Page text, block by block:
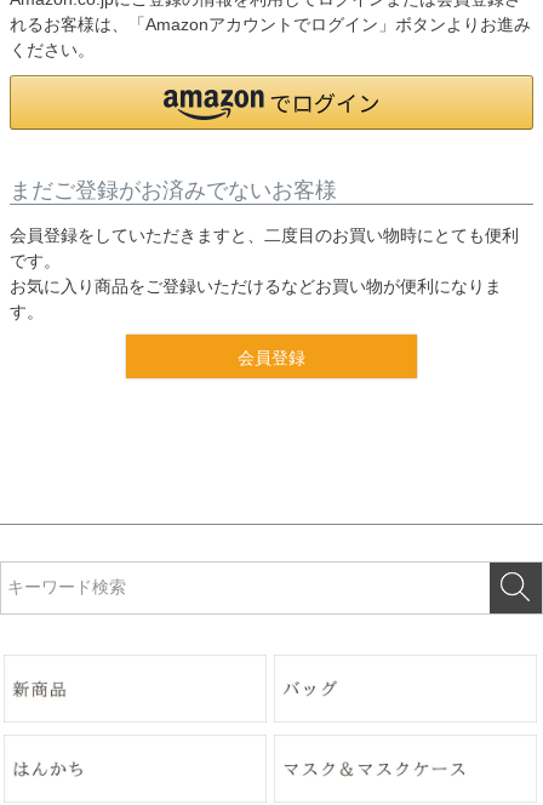
れるお客様は、「Amazonアカウントでログイン」ボタンよりお進み
ください。
まだご登録がお済みでないお客様
会員登録をしていただきますと、二度目のお買い物時にとても便利
です。
お気に入り商品をご登録いただけるなどお買い物が便利になりま
す。
会員登録